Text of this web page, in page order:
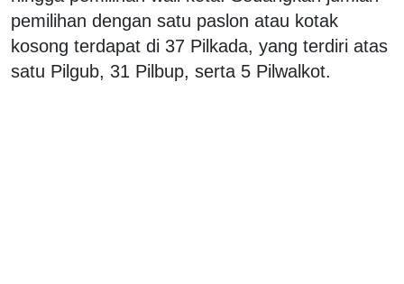
pemilihan dengan satu paslon atau kotak
kosong terdapat di 37 Pilkada, yang terdiri atas
satu Pilgub, 31 Pilbup, serta 5 Pilwalkot.